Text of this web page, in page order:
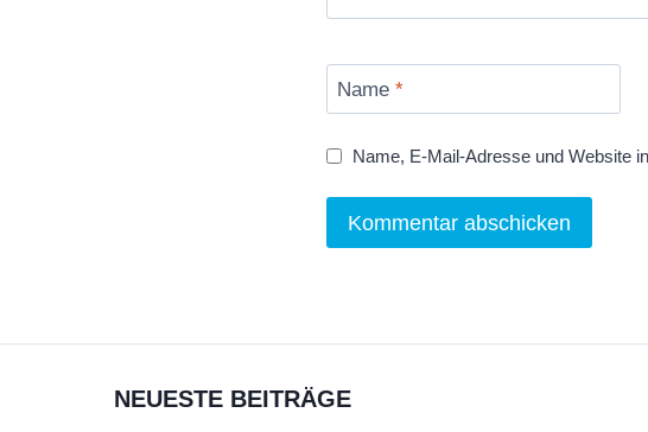
Name *
Name, E-Mail-Adresse und Website
NEUESTE BEITRÄGE